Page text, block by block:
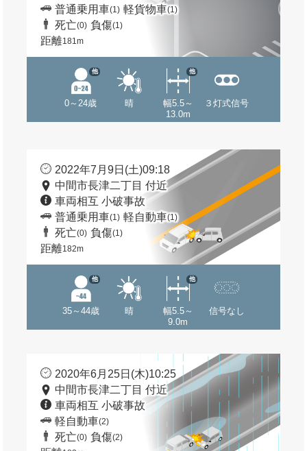
普通乗用車(1) 軽貨物車(1)
死亡(0) 負傷(1)
距離181m
0～24歳
他
晴
幅5.5～
13.0m
他
３灯式信号
2022年7月9日(土)09:18
中間市長津二丁目 付近
車両相互 小破事故
普通乗用車(1) 軽自動車(1)
死亡(0) 負傷(1)
距離182m
35～44歳
他
晴
幅5.5～
9.0m
他
信号なし
2020年6月25日(木)10:25
中間市長津二丁目 付近
車両相互 小破事故
軽自動車(2)
死亡(0) 負傷(2)